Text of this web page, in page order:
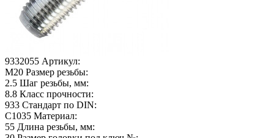
9332055 Артикул:
М20 Размер резьбы:
2.5 Шаг резьбы, мм:
8.8 Класс прочности:
933 Стандарт по DIN:
C1035 Материал:
55 Длина резьбы, мм: